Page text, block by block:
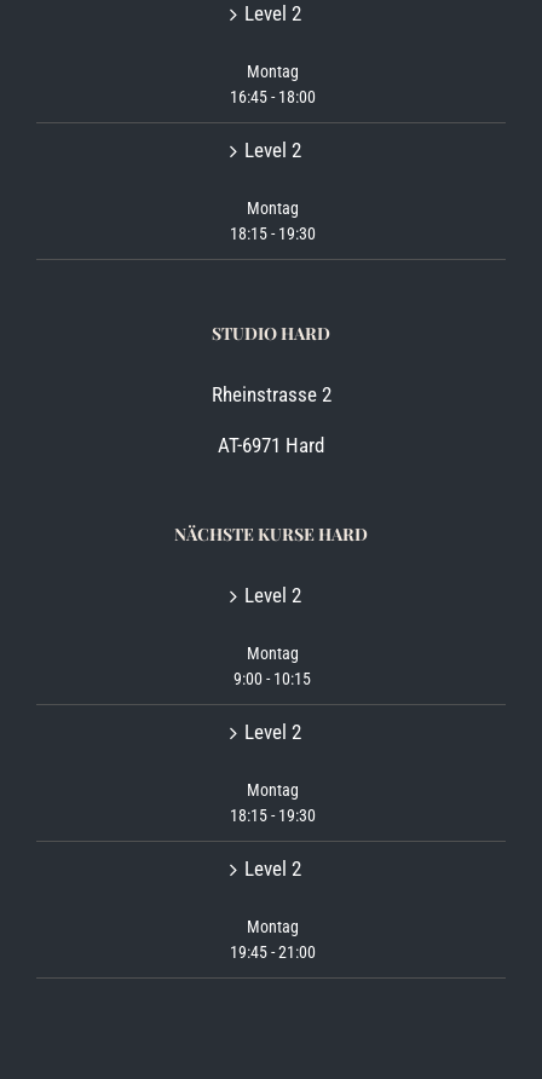
Level 2
Montag
16:45-18:00
Level 2
Montag
18:15-19:30
STUDIO HARD
Rheinstrasse 2
AT-6971 Hard
NÄCHSTE KURSE HARD
Level 2
Montag
9:00-10:15
Level 2
Montag
18:15-19:30
Level 2
Montag
19:45-21:00